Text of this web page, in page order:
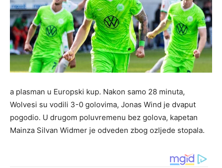
a plasman u Europski kup. Nakon samo 28 minuta,
Wolvesi su vodili 3-0 golovima, Jonas Wind je dvaput
pogodio. U drugom poluvremenu bez golova, kapetan
Mainza Silvan Widmer je odveden zbog ozljede stopala.